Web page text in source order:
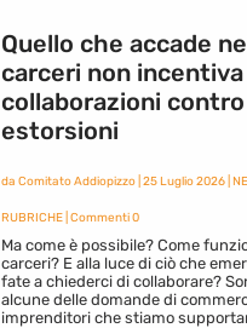
Quello che accade
carceri non incentiva
collaborazioni
estorsioni
da Comitato Addiopizzo| 25 Luglio 2026|
RUBRICHE| Commenti 0
Ma come è possibile? Come
carceri? E alla luce di ciò che
fate a chiederci di collaborare?
alcune delle domande di
imprenditori che stiamo